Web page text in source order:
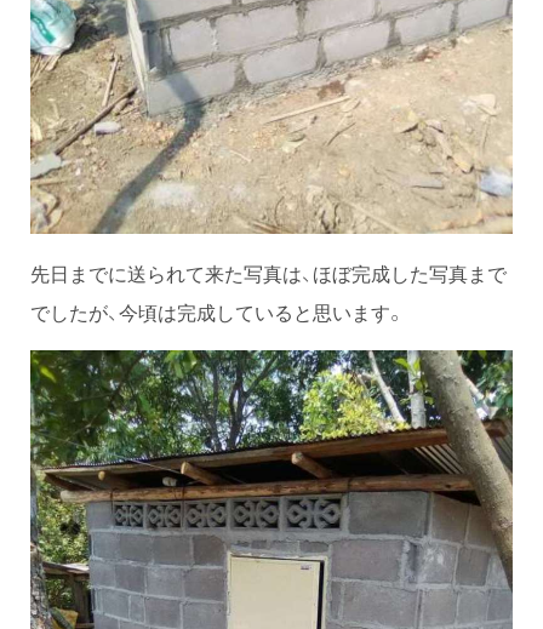
先日までに送られて来た写真は、ほぼ完成した写真まで
でしたが、今頃は完成していると思います。